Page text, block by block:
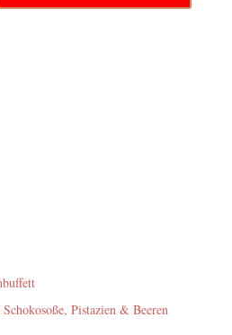
Pistazien & Beeren